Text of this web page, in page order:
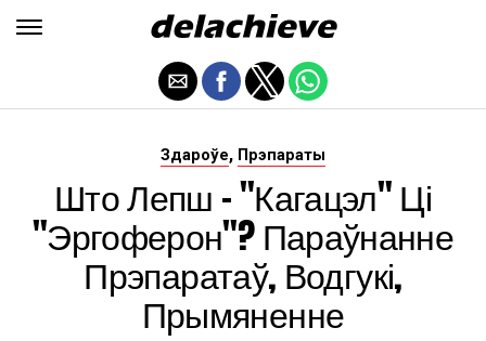
Здароўе, Прэпараты
Што Лепш - "Кагацэл" Ці
"Эргоферон"? Параўнанне
Прэпаратаў, Водгукі,
Прымяненне